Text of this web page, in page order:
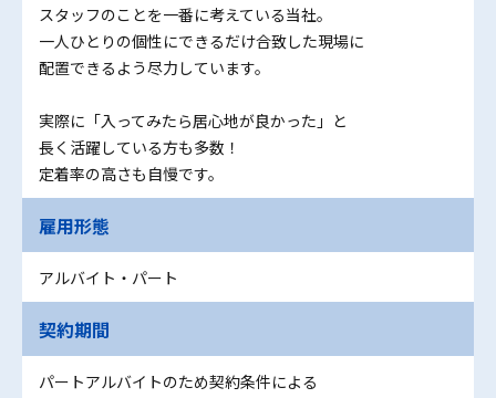
スタッフのことを一番に考えている当社。
一人ひとりの個性にできるだけ合致した現場に
配置できるよう尽力しています。
実際に「入ってみたら居心地が良かった」と
長く活躍している方も多数！
定着率の高さも自慢です。
雇用形態
アルバイト・パート
契約期間
パートアルバイトのため契約条件による